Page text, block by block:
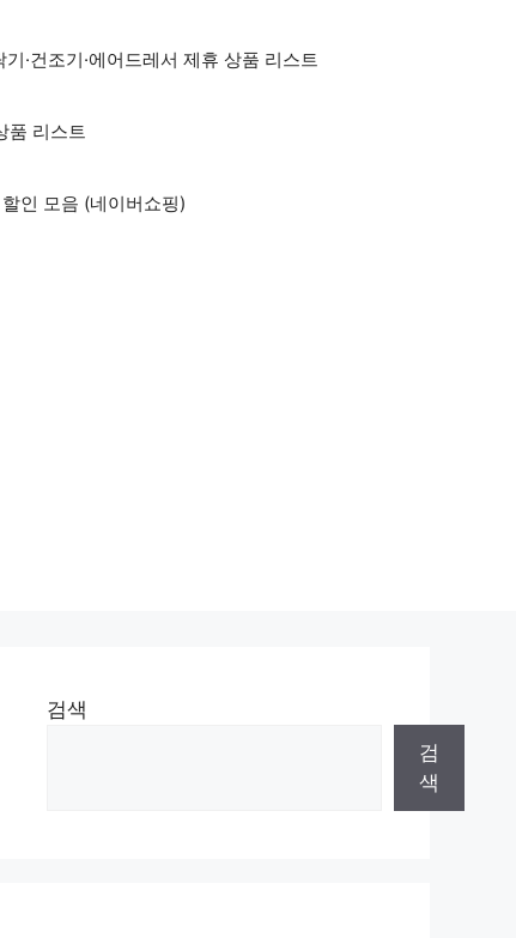
기·건조기·에어드레서 제휴 상품 리스트
품 리스트
인 모음 (네이버쇼핑)
검색
검
색